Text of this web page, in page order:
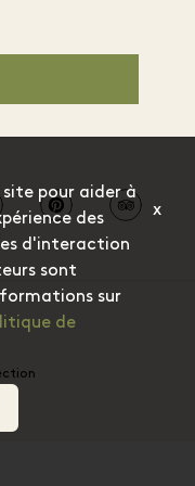
site pour aider à
des
d'interaction
sont
sur
de
x